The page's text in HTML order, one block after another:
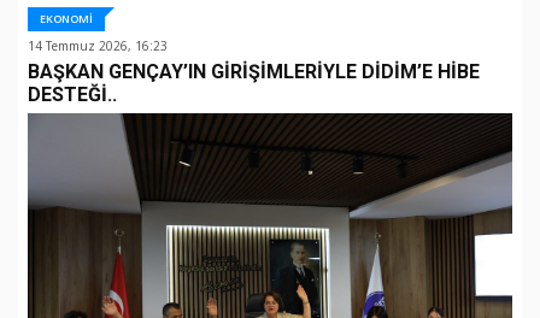
EKONOMİ
14 Temmuz 2026, 16:23
BAŞKAN GENÇAY’IN GİRİŞİMLERİYLE DİDİM’E HİBE
DESTEĞİ..